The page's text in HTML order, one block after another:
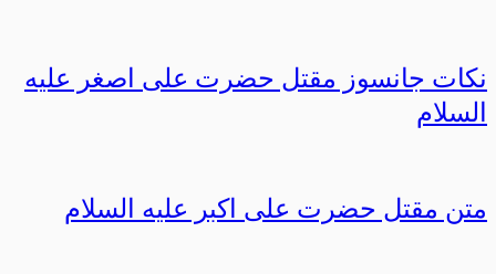
نکات جانسوز مقتل حضرت علی اصغر علیه
السلام
متن مقتل حضرت علی اکبر علیه السلام